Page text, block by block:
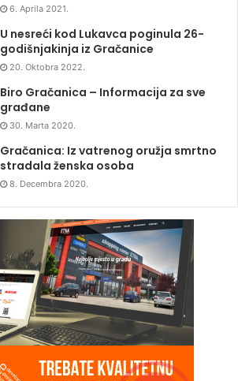
6. Aprila 2021.
U nesreći kod Lukavca poginula 26-
godišnjakinja iz Gračanice
20. Oktobra 2022.
Biro Gračanica – Informacija za sve
građane
30. Marta 2020.
Gračanica: Iz vatrenog oružja smrtno
stradala ženska osoba
8. Decembra 2020.